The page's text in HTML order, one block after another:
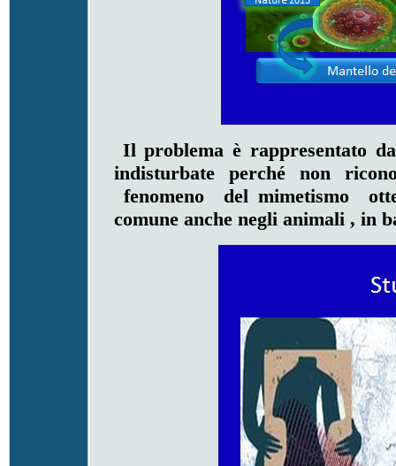
Il problema è rappresentato
indisturbate perché non
fenomeno del mimetismo
comune anche negli animali , in